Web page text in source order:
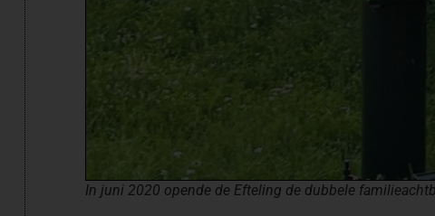
In juni 2020 opende de Efteling de dubbele